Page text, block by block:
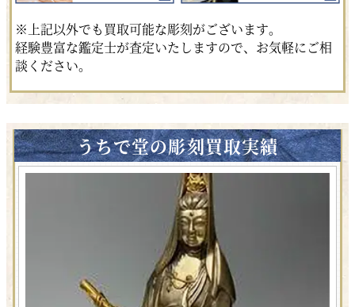
※上記以外でも買取可能な彫刻がございます。
経験豊富な鑑定士が査定いたしますので、お気軽にご相
談ください。
うちで堂の彫刻買取実績